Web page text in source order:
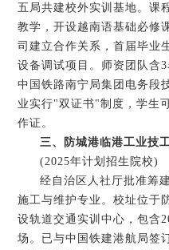
五局共建校外实训基地。课
教学，开设越南语基础必修
司建立合作关系，首届毕业
设备调试项目。师资团队含
中国铁路南宁局集团电务段
业实行"双证书"制度，学生
作证。
三、防城港临港工业技
(2025年计划招生院校)
经自治区人社厅批准筹
施工与维护专业。校址位于
设轨道交通实训中心，包含
场。已与中国铁建港航局签